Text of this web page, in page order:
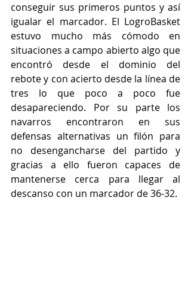
conseguir sus primeros puntos y así
igualar el marcador. El LogroBasket
estuvo mucho más cómodo en
situaciones a campo abierto algo que
encontró desde el dominio del
rebote y con acierto desde la línea de
tres lo que poco a poco fue
desapareciendo. Por su parte los
navarros encontraron en sus
defensas alternativas un filón para
no desengancharse del partido y
gracias a ello fueron capaces de
mantenerse cerca para llegar al
descanso con un marcador de 36-32.